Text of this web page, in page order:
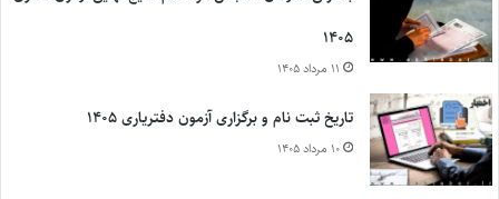
۱۴۰۵
۱۱ مرداد ۱۴۰۵
تاریخ ثبت نام و برگزاری آزمون دفتریاری ۱۴۰۵
۱۰ مرداد ۱۴۰۵